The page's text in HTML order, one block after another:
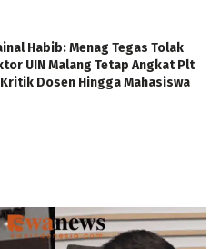
Habib: Menag Tegas Tolak
UIN Malang Tetap Angkat Plt
Kritik Dosen Hingga Mahasiswa